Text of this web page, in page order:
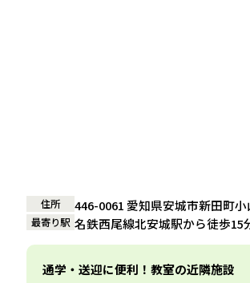
住所 446-0061 愛知県安城市新田町
最寄り駅 名鉄西尾線北安城駅から徒歩15
通学・送迎に便利！教室の近隣施設